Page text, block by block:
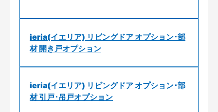
ieria(イエリア) リビングドア オプション･部
材 開き戸オプション
ieria(イエリア) リビングドア オプション･部
材 引戸･吊戸オプション